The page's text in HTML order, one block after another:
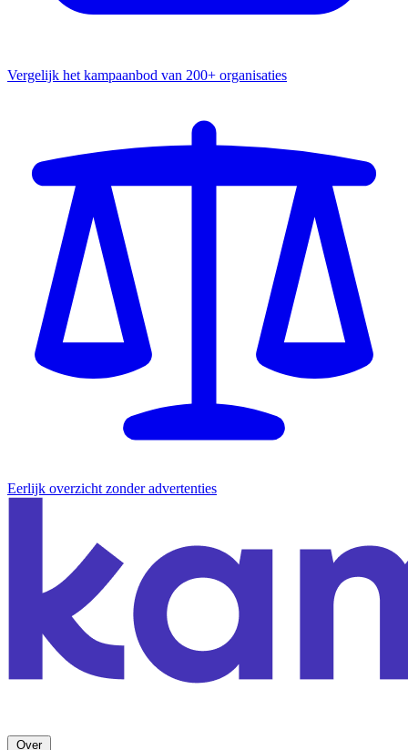
Vergelijk het kampaanbod van 200+ organisaties
Eerlijk overzicht zonder advertenties
Over